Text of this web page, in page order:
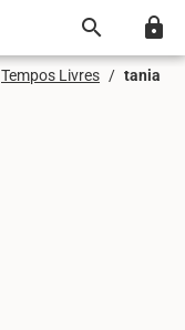
search lock
Tempos Livres / tania